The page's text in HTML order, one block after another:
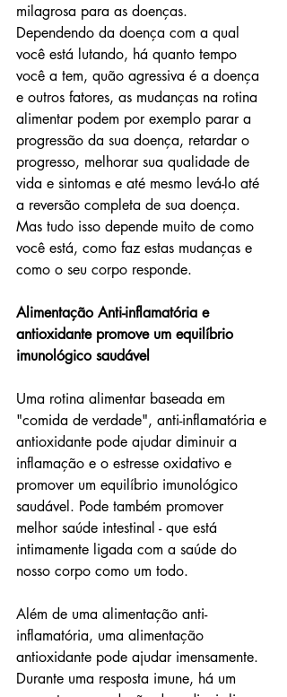
milagrosa para as doenças.
Dependendo da doença com a qual
você está lutando, há quanto tempo
você a tem, quão agressiva é a doença
e outros fatores, as mudanças na rotina
alimentar podem por exemplo parar a
progressão da sua doença, retardar o
progresso, melhorar sua qualidade de
vida e sintomas e até mesmo levá-lo até
a reversão completa de sua doença.
Mas tudo isso depende muito de como
você está, como faz estas mudanças e
como o seu corpo responde.
Alimentação Anti-inflamatória e
antioxidante promove um equilíbrio
imunológico saudável
Uma rotina alimentar baseada em
"comida de verdade", anti-inflamatória e
antioxidante pode ajudar diminuir a
inflamação e o estresse oxidativo e
promover um equilíbrio imunológico
saudável. Pode também promover
melhor saúde intestinal - que está
intimamente ligada com a saúde do
nosso corpo como um todo.
Além de uma alimentação anti-
inflamatória, uma alimentação
antioxidante pode ajudar imensamente.
Durante uma resposta imune, há um